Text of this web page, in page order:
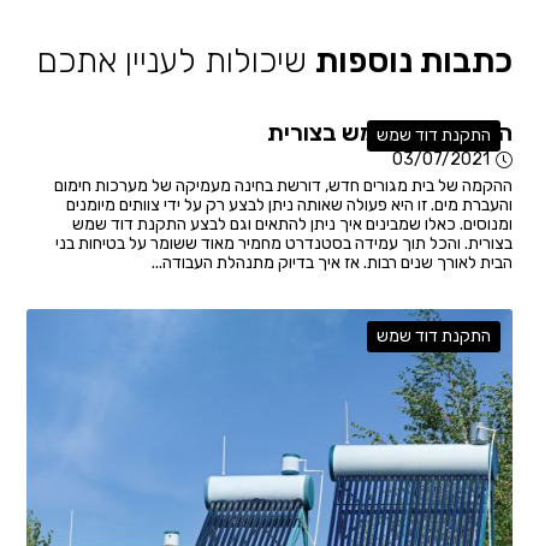
כתבות נוספות שיכולות לעניין אתכם
התקנת דוד שמש
התקנת דוד שמש בצורית
03/07/2021
ההקמה של בית מגורים חדש, דורשת בחינה מעמיקה של מערכות חימום
והעברת מים. זו היא פעולה שאותה ניתן לבצע רק על ידי צוותים מיומנים
ומנוסים. כאלו שמבינים איך ניתן להתאים וגם לבצע התקנת דוד שמש
בצורית. והכל תוך עמידה בסטנדרט מחמיר מאוד ששומר על בטיחות בני
הבית לאורך שנים רבות. אז איך בדיוק מתנהלת העבודה...
התקנת דוד שמש